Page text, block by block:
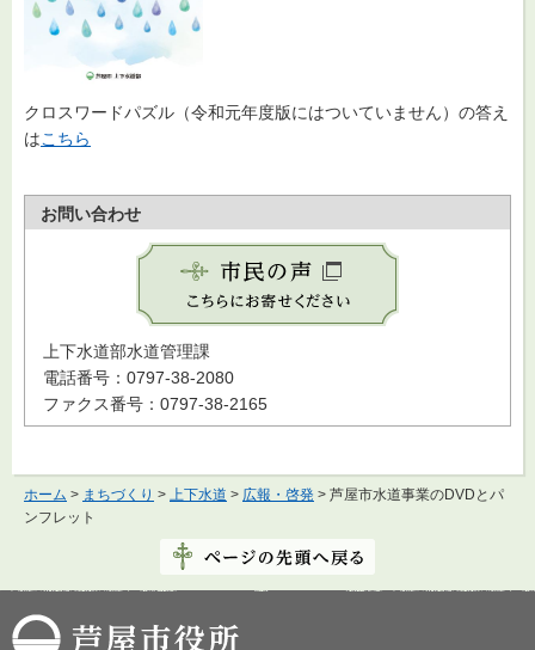
クロスワードパズル（令和元年度版にはついていません）の答え
はこちら
お問い合わせ
上下水道部水道管理課
電話番号：0797-38-2080
ファクス番号：0797-38-2165
ホーム > まちづくり > 上下水道 > 広報・啓発 > 芦屋市水道事業のDVDとパ
ンフレット
芦屋市役所